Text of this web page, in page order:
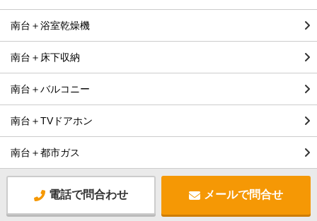
南台＋浴室乾燥機
南台＋床下収納
南台＋バルコニー
南台＋TVドアホン
南台＋都市ガス
電話で問合わせ メールで問合せ